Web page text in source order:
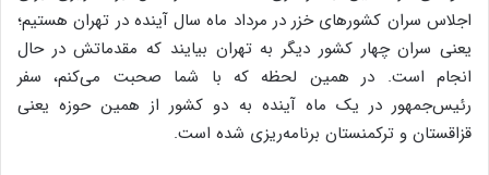
اجلاس سران کشورهای خزر در مرداد ماه سال آینده در تهران هستیم؛
یعنی سران چهار کشور دیگر به تهران بیایند که مقدماتش در حال
انجام است. در همین لحظه که با شما صحبت می‌کنم، سفر
رئیس‌جمهور در یک ماه آینده به دو کشور از همین حوزه یعنی
قزاقستان و ترکمنستان برنامه‌ریزی شده است.